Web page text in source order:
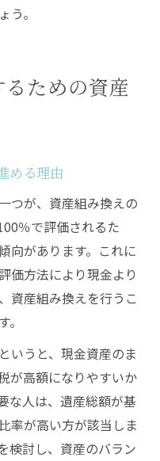
。
ための資産
める理由
つが、資産組み換えの
％で評価されるた
向があります。これに
価方法により現金より
資産組み換えを行うこ
いうと、現金資産のま
が高額になりやすいか
な人は、遺産総額が基
率が高い方が該当しま
検討し、資産のバラン